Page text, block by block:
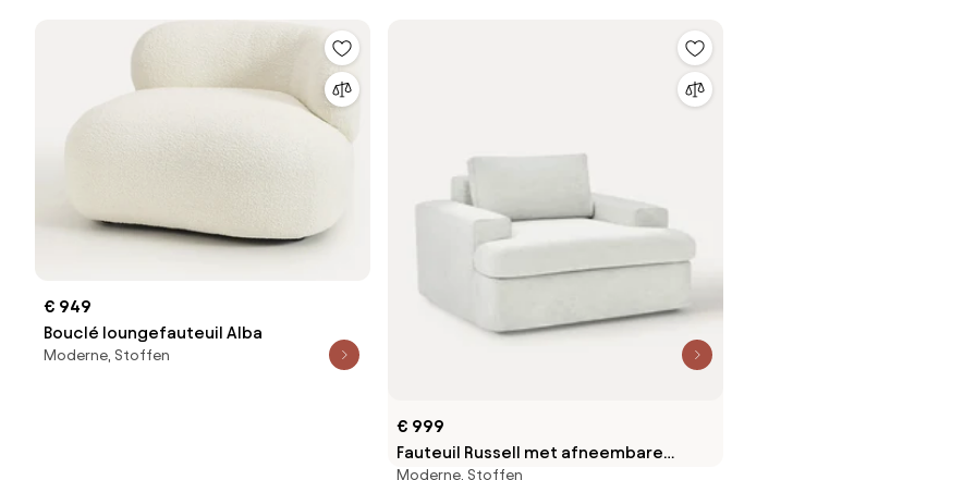
€ 949
Bouclé loungefauteuil Alba
Moderne, Stoffen
€ 999
Fauteuil Russell met afneembare
Moderne, Stoffen